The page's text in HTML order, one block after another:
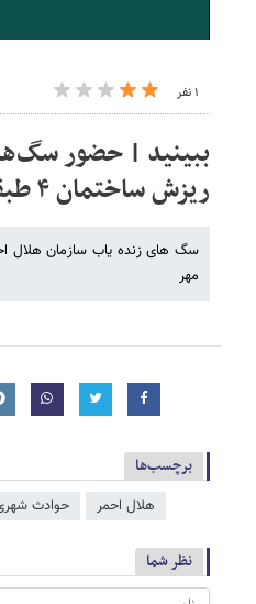
۱ نفر
ببینید | حضور
ریزش ساختمان ۴ طبقه در خیابان طالقانی تهران
مهر
برچسب‌ها
هلال احمر حوادث
نظر شما